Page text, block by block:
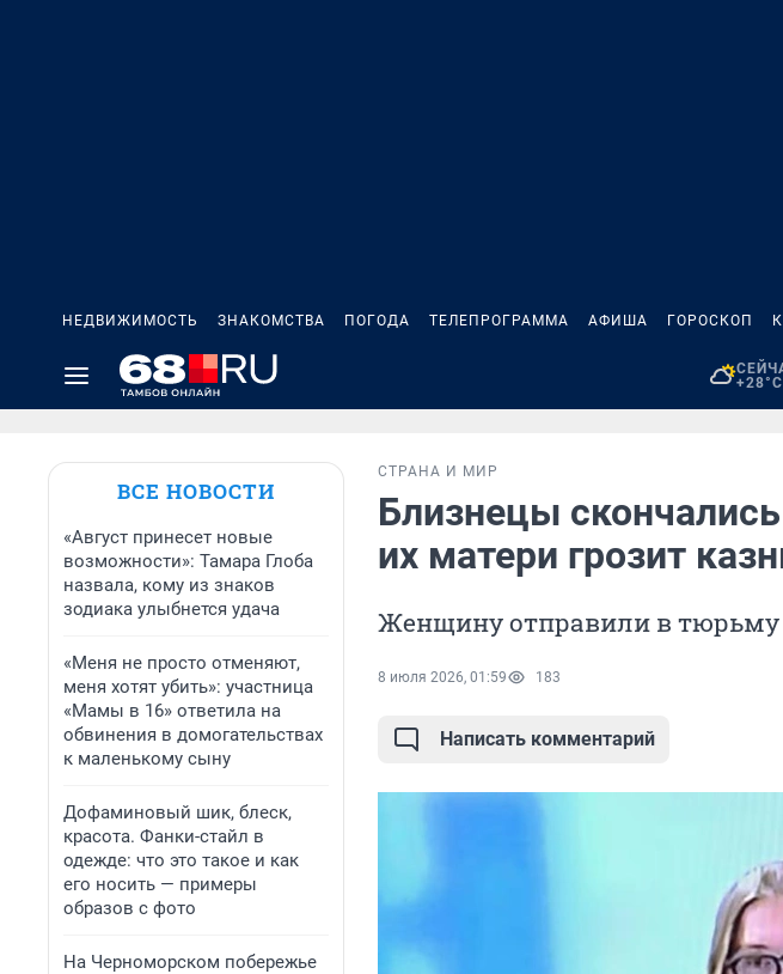
НЕДВИЖИМОСТЬ ЗНАКОМСТВА ПОГОДА ТЕЛЕПРОГРАММА АФИША ГОРОСКОП
+28°C
ВСЕ НОВОСТИ
«Август принесет новые
возможности»: Тамара Глоба
назвала, кому из знаков
зодиака улыбнется удача
«Меня не просто отменяют,
меня хотят убить»: участница
«Мамы в 16» ответила на
обвинения в домогательствах
к маленькому сыну
Дофаминовый шик, блеск,
красота. Фанки-стайл в
одежде: что это такое и как
его носить — примеры
образов с фото
На Черноморском побережье
СТРАНА И МИР
Близнецы
их матери грозит
Женщину отправили в тюрьму
8 июля 2026, 01:59 183
Написать комментарий